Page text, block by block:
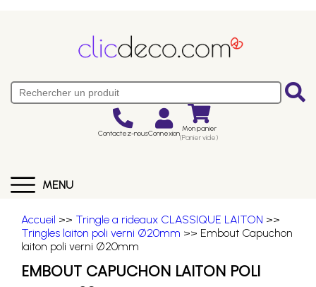
Contactez-nousConnexion Mon panier
(Panier vide)
MENU
Accueil >> Tringle a rideaux CLASSIQUE LAITON >>
Tringles laiton poli verni Ø20mm >> Embout Capuchon
laiton poli verni Ø20mm
EMBOUT CAPUCHON LAITON POLI